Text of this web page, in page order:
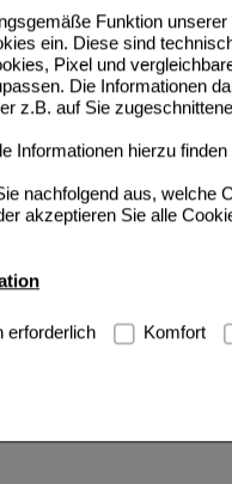
Funktion
ein. Diese sind
Pixel und
Die Informationen
z.B. auf Sie
Informationen hierzu
nachfolgend aus, welche
akzeptieren Sie alle
Hierbei handelt
(z.B. Navigation,
Cookies werden genutzt
für die Wiedererkennung
und unser
erforderlich Komfort